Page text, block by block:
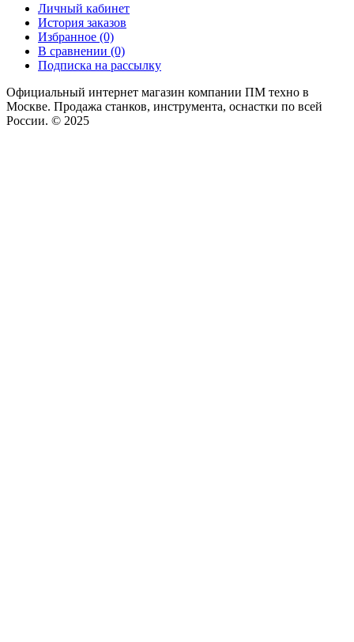
Личный кабинет
История заказов
Избранное (0)
В сравнении (0)
Подписка на рассылку
Официальный интернет магазин компании ПМ техно в
Москве. Продажа станков, инструмента, оснастки по всей
России. © 2025